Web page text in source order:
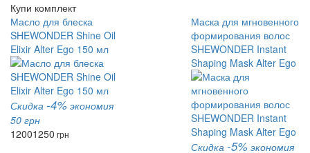
Купи комплект
Масло для блеска
SHEWONDER Shine Oil
Elixir Alter Ego 150 мл
Скидка -4% экономия
50 грн
12001250 грн
Маска для мгновенного
формирования волос
SHEWONDER Instant
Shaping Mask Alter Ego
Скидка-5% экономия